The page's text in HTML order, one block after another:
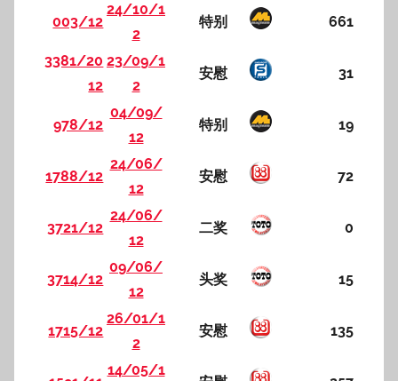
003/12
24/10/1
2
特别 661
3381/20
12
23/09/1
2
安慰 31
978/12
04/09/
12
特别 19
1788/12
24/06/
12
安慰 72
3721/12
24/06/
12
二奖 0
3714/12
09/06/
12
头奖 15
1715/12
26/01/1
2
安慰 135
14/05/1